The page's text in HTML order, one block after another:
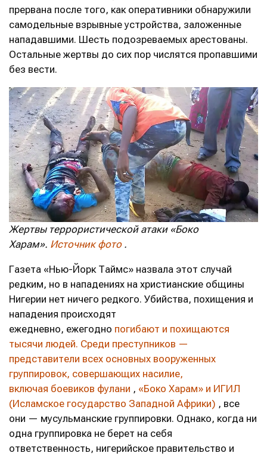
прервана после того, как оперативники обнаружили
самодельные взрывные устройства, заложенные
нападавшими. Шесть подозреваемых арестованы.
Остальные жертвы до сих пор числятся пропавшими
без вести.
Жертвы террористической атаки «Боко
Харам». Источник фото.
Газета «Нью-Йорк Таймс» назвала этот случай
редким, но в нападениях на христианские общины
Нигерии нет ничего редкого. Убийства, похищения и
нападения происходят
ежедневно, ежегодно погибают и похищаются
тысячи людей. Среди преступников —
представители всех основных вооруженных
группировок, совершающих насилие,
включая боевиков фулани , «Боко Харам» и ИГИЛ
(Исламское государство Западной Африки) , все
они — мусульманские группировки. Однако, когда ни
одна группировка не берет на себя
ответственность, нигерийское правительство и